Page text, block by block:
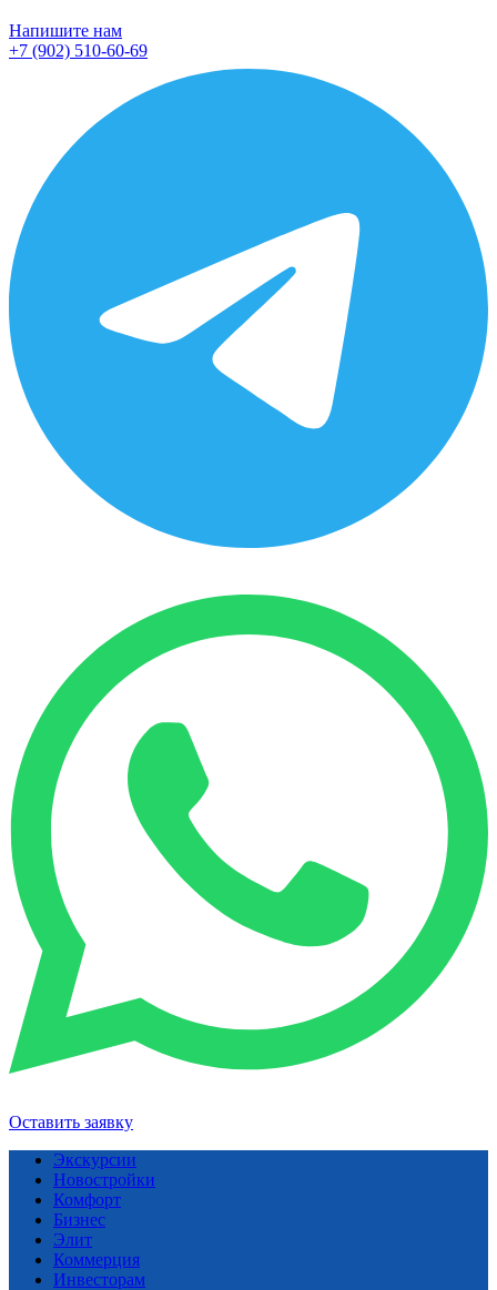
Напишите нам
+7 (902) 510-60-69
Оставить заявку
Экскурсии
Новостройки
Комфорт
Бизнес
Элит
Коммерция
Инвесторам